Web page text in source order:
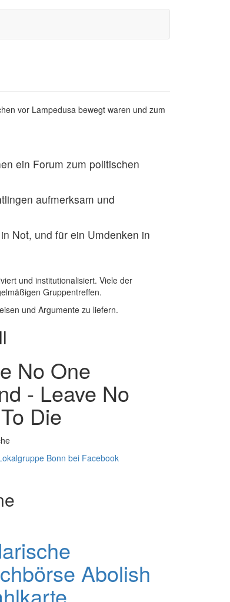
vor Lampedusa bewegt waren und zum
ein Forum zum politischen
aufmerksam und
Not, und für ein Umdenken in
und institutionalisiert. Viele der
Gruppentreffen.
und Argumente zu liefern.
No One
- Leave No
Die
Bonn bei Facebook
Abolish